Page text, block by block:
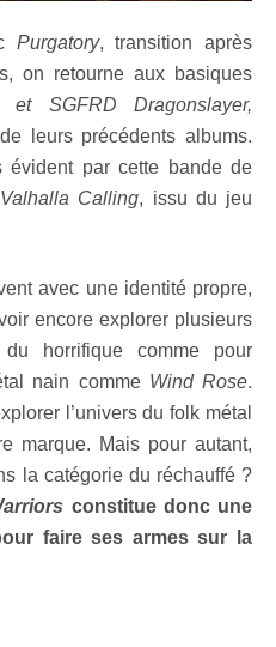
Purgatory, transition après
on retourne aux basiques
SGFRD Dragonslayer,
leurs précédents albums.
évident par cette bande de
Valhalla Calling, issu du jeu
avec une identité propre,
encore explorer plusieurs
du horrifique comme pour
nain comme Wind Rose.
l’univers du folk métal
marque. Mais pour autant,
la catégorie du réchauffé ?
constitue donc une
faire ses armes sur la